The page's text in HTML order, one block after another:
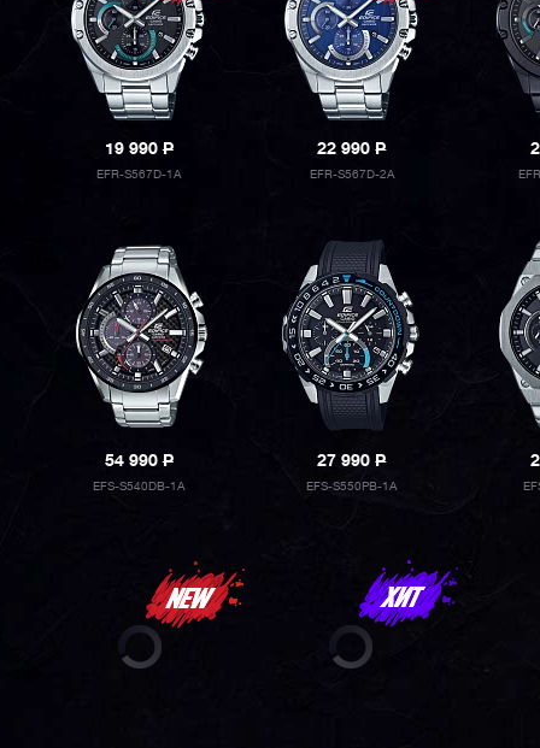
19 990P
EFR-S567D-1A
22 990P
EFR-S567D-2A
54 990P
EFS-S540DB-1A
27 990P
EFS-S550PB-1A